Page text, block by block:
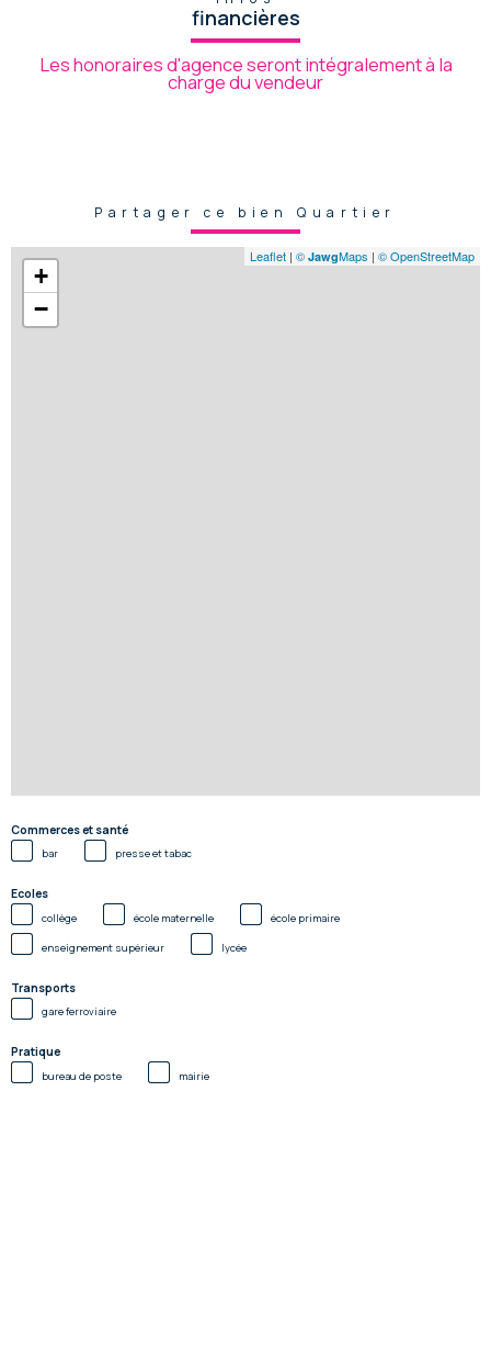
financières
Les honoraires d'agence seront intégralement à la
charge du vendeur
Partager ce bien Quartier
+
−
Leaflet | © JawgMaps | © OpenStreetMap
Commerces et santé
bar presse et tabac
Ecoles
collège école maternelle école primaire
enseignement supérieur lycée
Transports
gare ferroviaire
Pratique
bureau de poste mairie